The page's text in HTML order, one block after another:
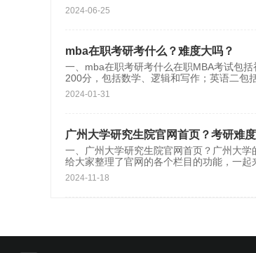
2024-06-25
mba在职考研考什么？难度大吗？
一、mba在职考研考什么在职MBA考试包
200分，包括数学、逻辑和写作；英语二包
2024-01-31
广州大学研究生院官网首页？考研难
一、广州大学研究生院官网首页？广州大
给大家整理了官网的各个栏目的功能，一起
2024-11-18